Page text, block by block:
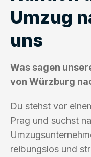
Umzug
uns
Was sagen
von Würzburg
Du stehst vor
Prag und suchst
reibungslos und